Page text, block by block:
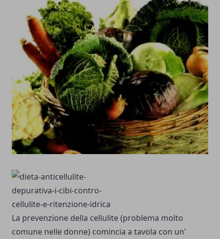
La prevenzione della cellulite (problema molto
comune nelle donne) comincia a tavola con un'